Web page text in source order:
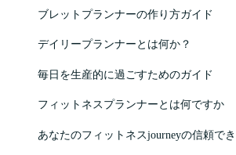
ブレットプランナーの作り方ガイド
デイリープランナーとは何か？
毎日を生産的に過ごすためのガイド
フィットネスプランナーとは何ですか
あなたのフィットネスjourneyの信頼で